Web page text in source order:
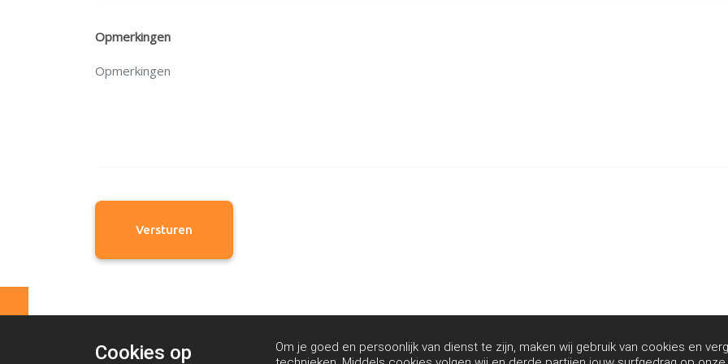
Opmerkingen
Cookies op
Om je goed en persoonlijk van dienst te zijn, maken wij gebruik van cookies en